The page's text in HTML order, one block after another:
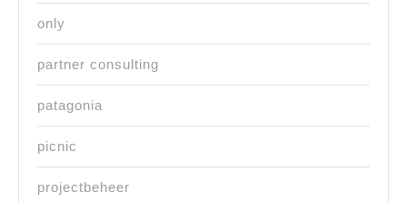
only
partner consulting
patagonia
picnic
projectbeheer